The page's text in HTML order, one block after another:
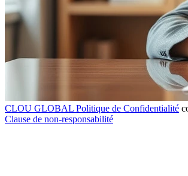
CLOU GLOBAL Politique de Confidentialité
Clause de non-responsabilité